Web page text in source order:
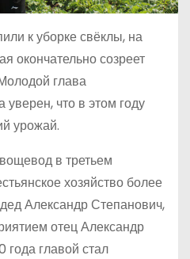
к уборке свёклы, на
окончательно созреет
глава
уверен, что в этом году
урожай.
в третьем
хозяйство более
Александр Степанович,
отец Александр
года главой стал